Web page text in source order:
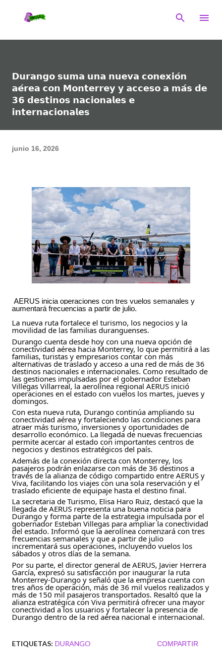
𝗗𝘂𝗿𝗮𝗻𝗴𝗼 𝘀𝘂𝗺𝗮 𝘂𝗻𝗮 𝗻𝘂𝗲𝘃𝗮 𝗰𝗼𝗻𝗲𝘅𝗶𝗼́𝗻
𝗮𝗲́𝗿𝗲𝗮 𝗰𝗼𝗻 𝗠𝗼𝗻𝘁𝗲𝗿𝗿𝗲𝘆 𝘆 𝗮𝗰𝗰𝗲𝘀𝗼 𝗮 𝗺𝗮́𝘀 𝗱𝗲
𝟯𝟲 𝗱𝗲𝘀𝘁𝗶𝗻𝗼𝘀 𝗻𝗮𝗰𝗶𝗼𝗻𝗮𝗹𝗲𝘀 𝗲
𝗶𝗻𝘁𝗲𝗿𝗻𝗮𝗰𝗶𝗼𝗻𝗮𝗹𝗲𝘀
junio 16, 2026
AERUS inicia operaciones con tres vuelos semanales y
aumentará frecuencias a partir de julio.
La nueva ruta fortalece el turismo, los negocios y la
movilidad de las familias duranguenses.
Durango cuenta desde hoy con una nueva opción de
conectividad aérea hacia Monterrey, lo que permitirá a las
familias, turistas y empresarios contar con más
alternativas de traslado y acceso a una red de más de 36
destinos nacionales e internacionales. Como resultado de
las gestiones impulsadas por el gobernador Esteban
Villegas Villarreal, la aerolínea regional AERUS inició
operaciones en el estado con vuelos los martes, jueves y
domingos.
Con esta nueva ruta, Durango continúa ampliando su
conectividad aérea y fortaleciendo las condiciones para
atraer más turismo, inversiones y oportunidades de
desarrollo económico. La llegada de nuevas frecuencias
permite acercar al estado con importantes centros de
negocios y destinos estratégicos del país.
Además de la conexión directa con Monterrey, los
pasajeros podrán enlazarse con más de 36 destinos a
través de la alianza de código compartido entre AERUS y
Viva, facilitando los viajes con una sola reservación y el
traslado eficiente de equipaje hasta el destino final.
La secretaria de Turismo, Elisa Haro Ruiz, destacó que la
llegada de AERUS representa una buena noticia para
Durango y forma parte de la estrategia impulsada por el
gobernador Esteban Villegas para ampliar la conectividad
del estado. Informó que la aerolínea comenzará con tres
frecuencias semanales y que a partir de julio
incrementará sus operaciones, incluyendo vuelos los
sábados y otros días de la semana.
Por su parte, el director general de AERUS, Javier Herrera
García, expresó su satisfacción por inaugurar la ruta
Monterrey-Durango y señaló que la empresa cuenta con
tres años de operación, más de 36 mil vuelos realizados y
más de 150 mil pasajeros transportados. Resaltó que la
alianza estratégica con Viva permitirá ofrecer una mayor
conectividad a los usuarios y fortalecer la presencia de
Durango dentro de la red aérea nacional e internacional.
ETIQUETAS: DURANGO COMPARTIR